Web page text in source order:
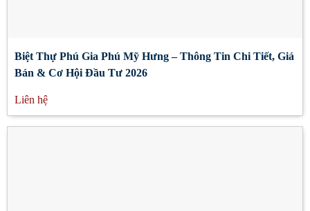
Biệt Thự Phú Gia Phú Mỹ Hưng – Thông Tin Chi Tiết, Giá
Bán & Cơ Hội Đầu Tư 2026
Liên hệ